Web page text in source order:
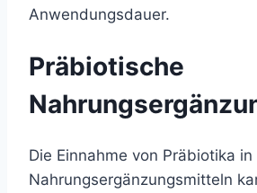
Anwendungsdauer.
Präbiotische
Die Einnahme von Präbiotika in
Nahrungsergänzungsmitteln